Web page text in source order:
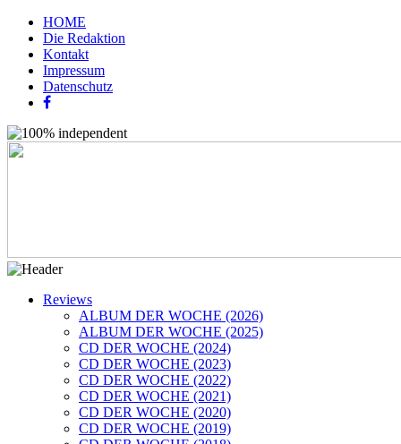
HOME
Die Redaktion
Kontakt
Impressum
Datenschutz
Reviews
ALBUM DER WOCHE (2026)
ALBUM DER WOCHE (2025)
CD DER WOCHE (2024)
CD DER WOCHE (2023)
CD DER WOCHE (2022)
CD DER WOCHE (2021)
CD DER WOCHE (2020)
CD DER WOCHE (2019)